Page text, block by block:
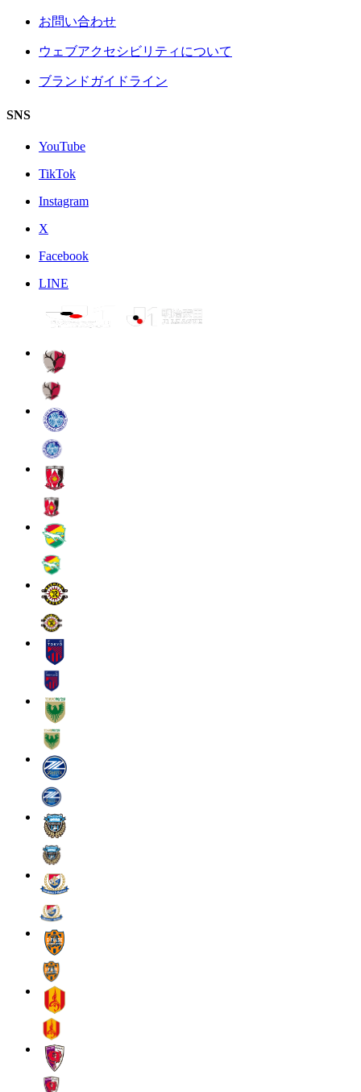
お問い合わせ
ウェブアクセシビリティについて
ブランドガイドライン
SNS
YouTube
TikTok
Instagram
X
Facebook
LINE